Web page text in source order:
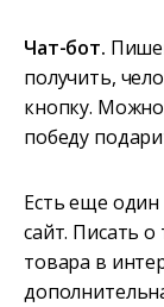
Чат-бот.
получить,
кнопку.
победу
Есть еще
сайт. Писать о
товара в